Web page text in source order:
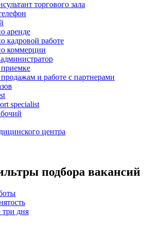
торгового зала
аренде
кадровой работе
коммерции
и работе с партнерами
specialist
центра
подбора вакансий
три дня